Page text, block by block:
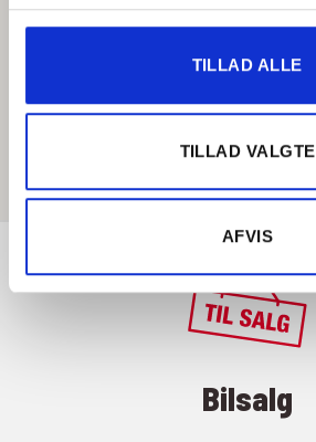
TILLAD ALLE
TILLAD VALGTE
AFVIS
Bilsalg